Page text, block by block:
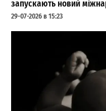
запускають новий
29-07-2026 в 15:23